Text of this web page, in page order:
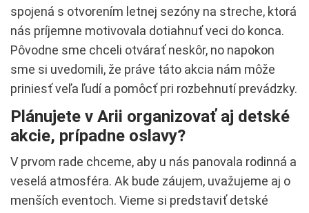
spojená s otvorením letnej sezóny na streche, ktorá
nás príjemne motivovala dotiahnuť veci do konca.
Pôvodne sme chceli otvárať neskôr, no napokon
sme si uvedomili, že práve táto akcia nám môže
priniesť veľa ľudí a pomôcť pri rozbehnutí prevádzky.
Plánujete v Arii organizovať aj detské
akcie, prípadne oslavy?
V prvom rade chceme, aby u nás panovala rodinná a
veselá atmosféra. Ak bude záujem, uvažujeme aj o
menších eventoch. Vieme si predstaviť detské